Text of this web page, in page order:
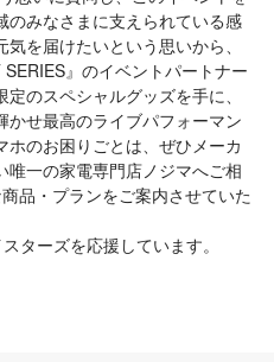
のみなさまに支えられている感
を届けたいという思いから、
』のイベントパートナー
のスペシャルグッズを手に、
かせ最高のライブパフォーマン
ホのお困りごとは、ぜひメーカ
唯一の家電専門店ノジマへご相
品・プランをご案内させていた
ターズを応援しています。